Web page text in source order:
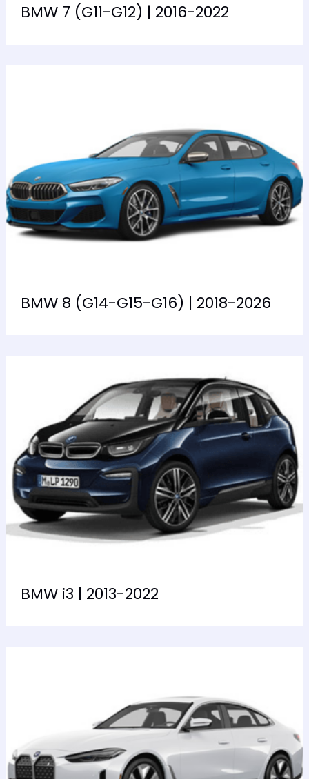
BMW 7 (G11-G12) | 2016-2022
BMW 8 (G14-G15-G16) | 2018-2026
BMW i3 | 2013-2022